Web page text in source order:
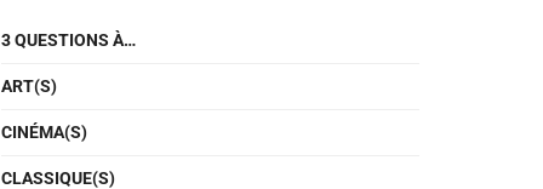
3 QUESTIONS À…
ART(S)
CINÉMA(S)
CLASSIQUE(S)